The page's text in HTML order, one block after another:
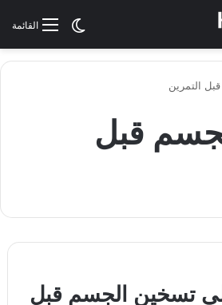
القائمةالوضع
التمرين
قبل
تسخين الجسم قبل